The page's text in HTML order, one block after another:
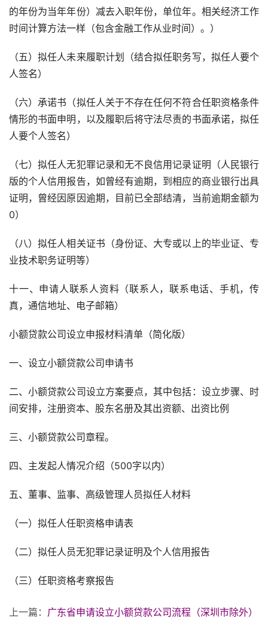
的年份为当年年份）减去入职年份，单位年。相关经济工作
时间计算方法一样（包含金融工作从业时间）。）
（五）拟任人未来履职计划（结合拟任职务写，拟任人要个
人签名）
（六）承诺书（拟任人关于不存在任何不符合任职资格条件
情形的书面申明，以及履职后将守法尽责的书面承诺，拟任
人要个人签名）
（七）拟任人无犯罪记录和无不良信用记录证明（人民银行
版的个人信用报告，如曾经有逾期，到相应的商业银行出具
证明，曾经因原因逾期，目前已全部结清，当前逾期金额为
0）
（八）拟任人相关证书（身份证、大专或以上的毕业证、专
业技术职务证明等）
十一、申请人联系人资料（联系人，联系电话、手机，传
真，通信地址、电子邮箱）
小额贷款公司设立申报材料清单（简化版）
一、设立小额贷款公司申请书
二、小额贷款公司设立方案要点，其中包括：设立步骤、时
间安排，注册资本、股东名册及其出资额、出资比例
三、小额贷款公司章程。
四、主发起人情况介绍（500字以内）
五、董事、监事、高级管理人员拟任人材料
（一）拟任人任职资格申请表
（二）拟任人员无犯罪记录证明及个人信用报告
（三）任职资格考察报告
上一篇： 广东省申请设立小额贷款公司流程（深圳市除外）